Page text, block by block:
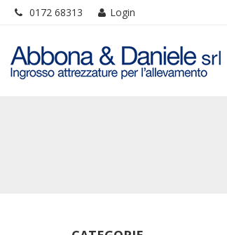
0172 68313 Login